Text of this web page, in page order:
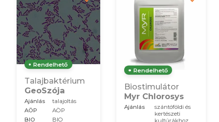
Rendelhető
Talajbaktérium
GeoSzója
Ajánlás
talajoltás
AÖP
AÖP
BIO
BIO
Rendelhető
Biostimulátor
Myr Chlorosys
Ajánlás
szántóföldi és
kertészeti